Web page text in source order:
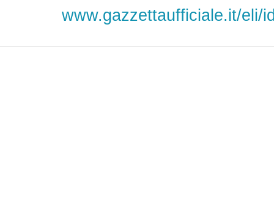
www.gazzettaufficiale.it/eli/